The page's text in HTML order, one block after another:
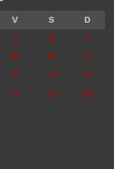
V S
D
3 4
5
10 11
12
17 18
19
24 25
26